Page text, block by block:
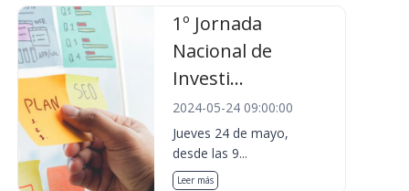
1º Jornada
Nacional de
Investi...
2024-05-24 09:00:00
Jueves 24 de mayo,
desde las 9...
Leer más